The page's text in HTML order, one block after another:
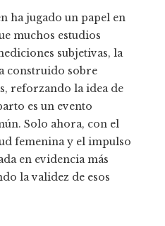
ha jugado un papel en
muchos estudios
subjetivas, la
construido sobre
reforzando la idea de
es un evento
Solo ahora, con el
femenina y el impulso
en evidencia más
la validez de esos